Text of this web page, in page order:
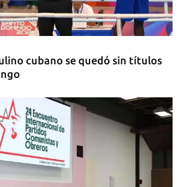
a la OEA convocar a los
"tomar medidas" contra las
cubano se quedó sin títulos